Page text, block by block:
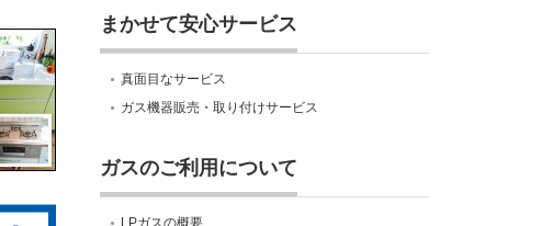
まかせて安心サービス
真面目なサービス
ガス機器販売・取り付けサービス
ガスのご利用について